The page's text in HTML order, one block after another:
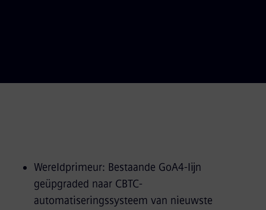
Wereldprimeur: Bestaande GoA4-lijn
geüpgraded naar CBTC-
automatiseringssysteem van nieuwste